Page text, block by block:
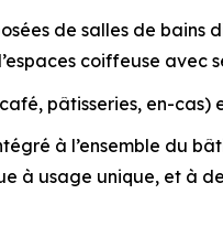
de salles de
coiffeuse avec
pâtisseries, en-
à l’ensemble du
à usage unique, et à